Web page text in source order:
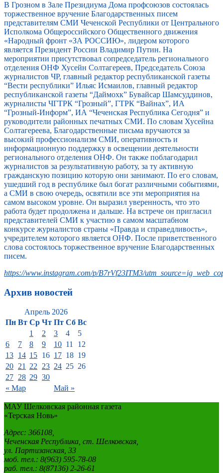
В Грозном в Зале Президиума Дома профсоюзов состоялась
торжественное вручение Благодарственных писем
представителям СМИ Чеченской Республики от Центрального
Исполкома Общероссийского Общественного движения
«Народный фронт «ЗА РОССИЮ», лидером которого
является Президент России Владимир Путин. На
мероприятии присутствовал сопредседатель регионального
отделения ОНФ Хусейн Солтагереев, Председатель Союза
журналистов ЧР, главный редактор республиканской газеты
“Вести республики” Ильяс Исмаилов, главный редактор
республиканской газеты “Даймохк” Бувайсар Шамсуддинов,
журналисты ЧГТРК “Грозный”, ГТРК “Вайнах”, ИА
“Грозный-Информ”, ИА “Чеченская Республика Сегодня” и
руководители районных печатных СМИ. По словам Хусейна
Солтагереева, Благодарственные письма вручаются за
высокий профессионализм СМИ, оперативность и
информационную поддержку в освещении деятельности
регионального отделения ОНФ. Он также поблагодарил
журналистов за результативную работу, за ту активную
гражданскую позицию которую они занимают. По его словам,
ушедший год в республике был богат различными событиями,
а СМИ в свою очередь, освятили все эти мероприятия на
самом высоком уровне. Он выразил уверенность, что это
работа будет продолжена и дальше. На встрече он пригласил
представителей СМИ к участию в самом масштабном
конкурсе журналистов страны «Правда и справедливость»,
учредителем которого является ОНФ. После приветственного
слова состоялось торжественное вручение Благодарственных
писем.
https://www.instagram.com/p/B7rVf23ITM3/
Архив новостей
Апрель 2026
Пн Вт Ср Чт Пт Сб Вс
« Мар Май »
1 2 3 4
5
6
7 8 9 10 11
12
13 14 15 16 17 18 19
20 21 22 23 24 25 26
27 28 29 30
МАУ Шелковская районная газета
«Терская Новь»
Адрес: 366108,
Чеченская Республика, ст. Шелковская,
ул. Партизанская, 33
моб. тел.: 8(963) 595-78-08
раб. тел.: 8(87136) 2-26-61